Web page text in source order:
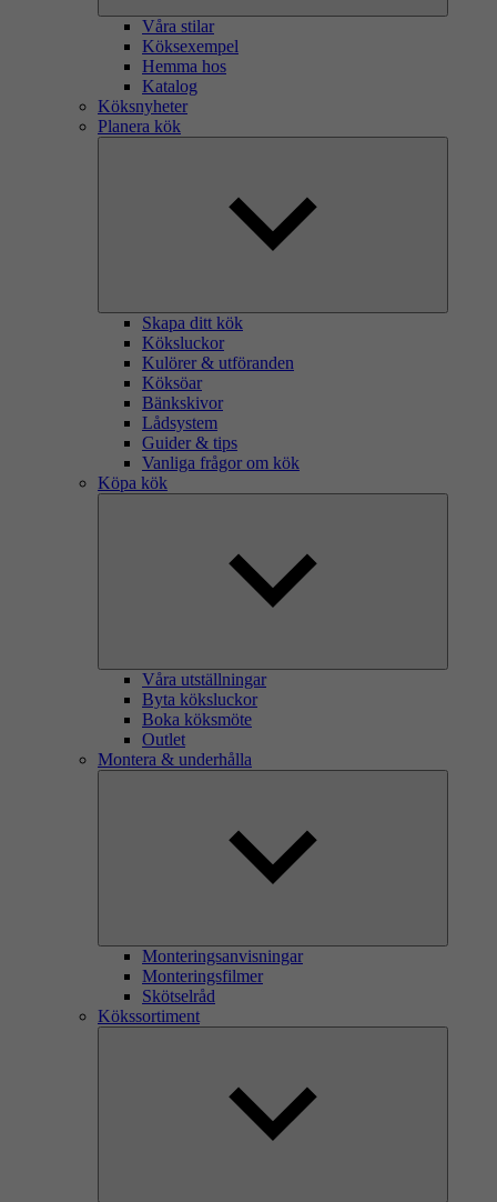
Våra stilar
Köksexempel
Hemma hos
Katalog
Köksnyheter
Planera kök
Skapa ditt kök
Köksluckor
Kulörer & utföranden
Köksöar
Bänkskivor
Lådsystem
Guider & tips
Vanliga frågor om kök
Köpa kök
Våra utställningar
Byta köksluckor
Boka köksmöte
Outlet
Montera & underhålla
Monteringsanvisningar
Monteringsfilmer
Skötselråd
Kökssortiment